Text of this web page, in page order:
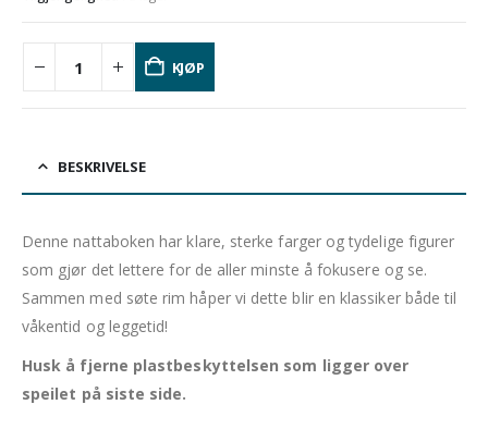
KJØP
BESKRIVELSE
Denne nattaboken har klare, sterke farger og tydelige figurer
som gjør det lettere for de aller minste å fokusere og se.
Sammen med søte rim håper vi dette blir en klassiker både til
våkentid og leggetid!
Husk å fjerne plastbeskyttelsen som ligger over
speilet på siste side.